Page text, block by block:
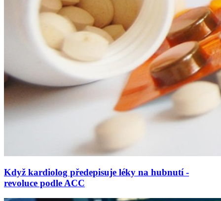
Když kardiolog předepisuje léky na hubnutí -
revoluce podle ACC